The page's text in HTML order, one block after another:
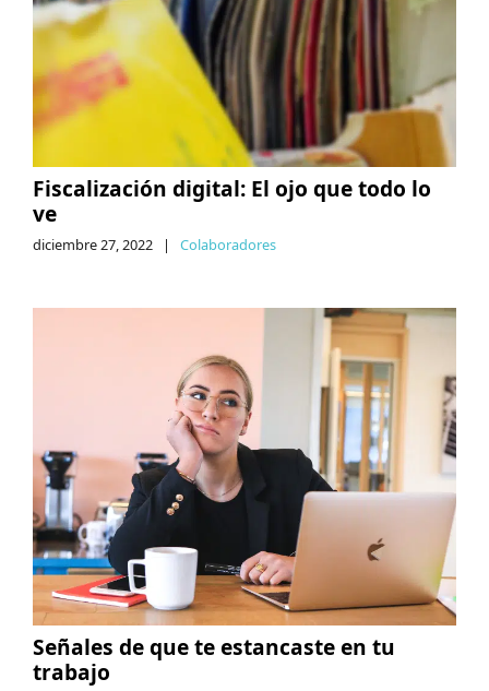
Fiscalización digital: El ojo que todo lo
ve
diciembre 27, 2022 | Colaboradores
Señales de que te estancaste en tu
trabajo